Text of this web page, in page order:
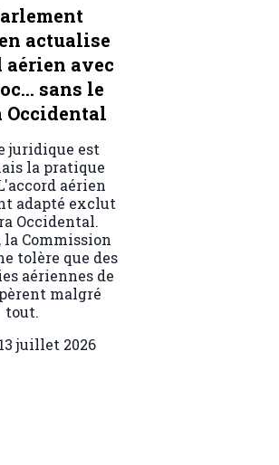
actualise
aérien avec
sans le
Occidental
juridique est
la pratique
aérien
adapté exclut
Occidental.
la Commission
tolère que des
aériennes de
malgré
tout.
13 juillet 2026